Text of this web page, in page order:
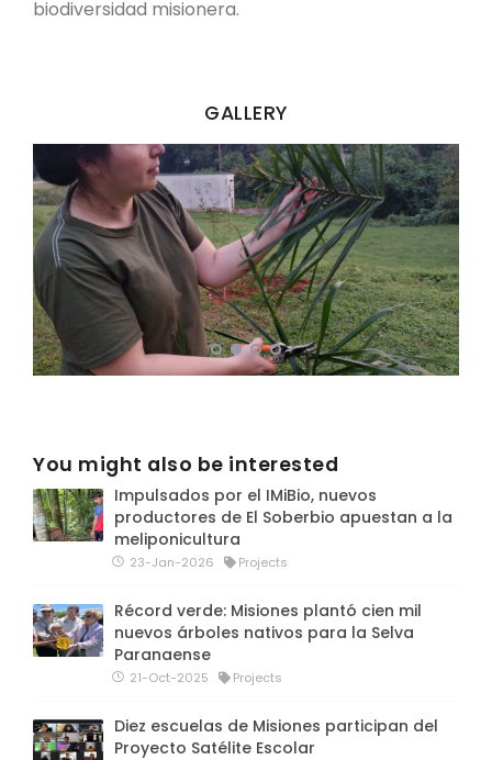
biodiversidad misionera.
GALLERY
You might also be interested
Impulsados por el IMiBio, nuevos
productores de El Soberbio apuestan a la
meliponicultura
23-Jan-2026 Projects
Récord verde: Misiones plantó cien mil
nuevos árboles nativos para la Selva
Paranaense
21-Oct-2025 Projects
Diez escuelas de Misiones participan del
Proyecto Satélite Escolar